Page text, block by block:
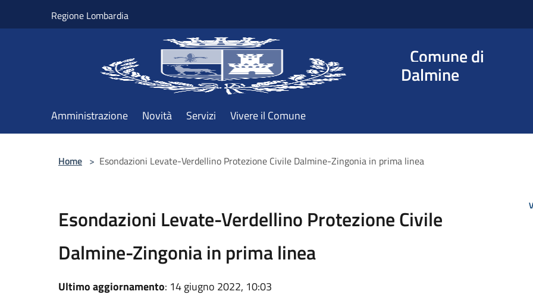
Regione Lombardia
Comune di
Dalmine
Amministrazione Novità Servizi Vivere il Comune
Home > Esondazioni Levate-Verdellino Protezione Civile Dalmine-Zingonia in prima linea
Esondazioni Levate-Verdellino Protezione Civile
Dalmine-Zingonia in prima linea
Ultimo aggiornamento: 14 giugno 2022, 10:03